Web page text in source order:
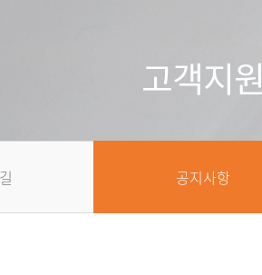
고객지원
공지사항